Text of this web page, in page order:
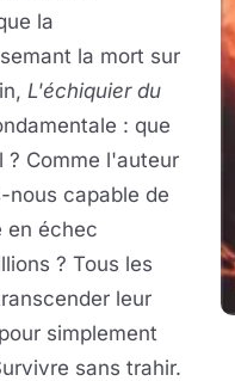
la
la mort sur
L'échiquier du
: que
? Comme l'auteur
nous capable de
en échec
? Tous les
leur
simplement
sans trahir.